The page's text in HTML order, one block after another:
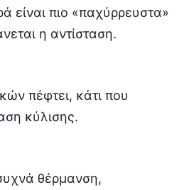
είναι πιο «παχύρρευστα»
η αντίσταση.
πέφτει, κάτι που
κύλισης.
θέρμανση,